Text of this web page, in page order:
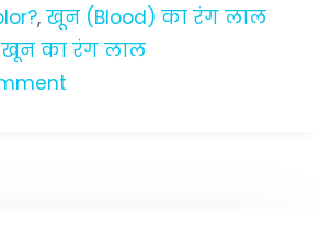
, खून (Blood) का रंग लाल
खून का रंग लाल